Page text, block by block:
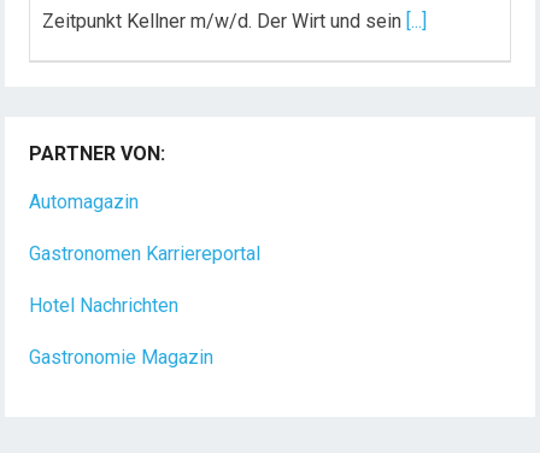
Zeitpunkt Kellner m/w/d. Der Wirt und sein [...]
PARTNER VON:
Automagazin
Gastronomen Karriereportal
Hotel Nachrichten
Gastronomie Magazin